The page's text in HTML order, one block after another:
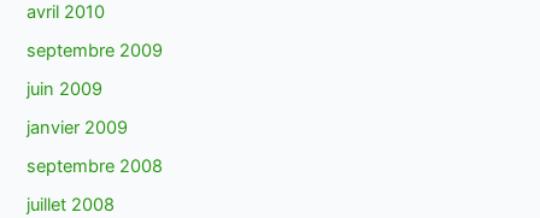
avril 2010
septembre 2009
juin 2009
janvier 2009
septembre 2008
juillet 2008